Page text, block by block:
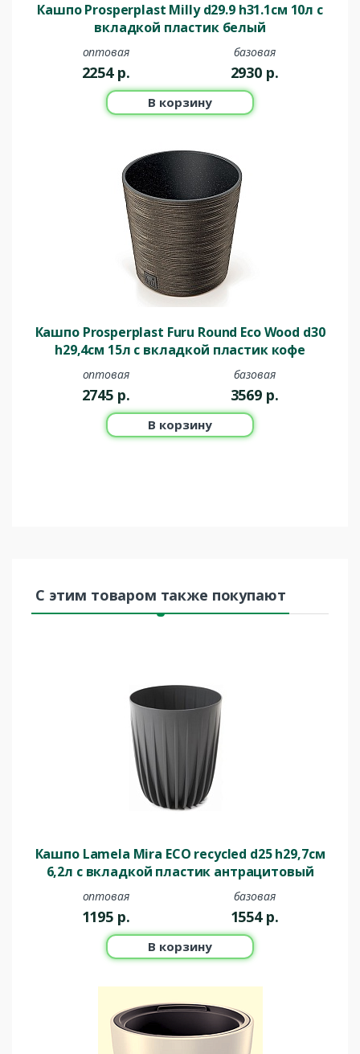
Кашпо Prosperplast Milly d29.9 h31.1см 10л c
вкладкой пластик белый
оптовая
2254 р.
базовая
2930 р.
В корзину
Кашпо Prosperplast Furu Round Eco Wood d30
h29,4см 15л с вкладкой пластик кофе
оптовая
2745 р.
базовая
3569 р.
В корзину
С этим товаром также покупают
Кашпо Lamela Mira ECO recycled d25 h29,7см
6,2л с вкладкой пластик антрацитовый
оптовая
1195 р.
базовая
1554 р.
В корзину